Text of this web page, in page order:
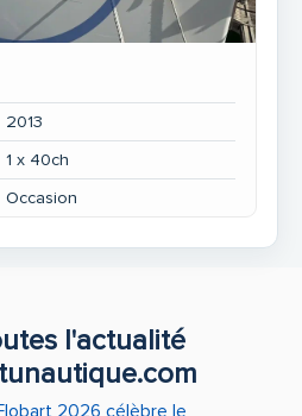
2013
1 x 40ch
Occasion
l'actualité